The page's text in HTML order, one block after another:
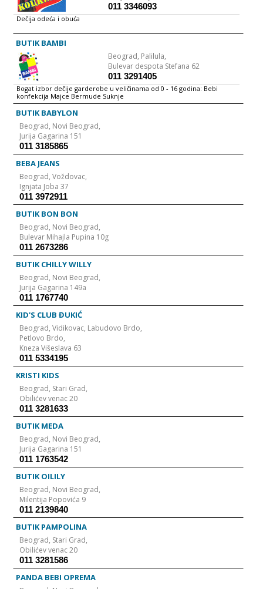
marku pouzdanih i pristupačnih domaćih proizvoda
011 3346093
Dečija odeća i obuća
BUTIK BAMBI
Beograd, Palilula,
Bulevar despota Stefana 62
011 3291405
Bogat izbor dečije garderobe u veličinama od 0 - 16 godina: Bebi
konfekcija Majce Bermude Suknje
BUTIK BABYLON
Beograd, Novi Beograd,
Jurija Gagarina 151
011 3185865
BEBA JEANS
Beograd,Voždovac,
Ignjata Joba 37
011 3972911
BUTIK BON BON
Beograd, Novi Beograd,
Bulevar Mihajla Pupina 10g
011 2673286
BUTIK CHILLY WILLY
Beograd, Novi Beograd,
Jurija Gagarina 149a
011 1767740
KID'S CLUB ĐUKIĆ
Beograd,Vidikovac, Labudovo Brdo,
Petlovo Brdo,
Kneza Višeslava 63
011 5334195
KRISTI KIDS
Beograd, Stari Grad,
Obilićev venac 20
011 3281633
BUTIK MEDA
Beograd, Novi Beograd,
Jurija Gagarina 151
011 1763542
BUTIK OILILY
Beograd, Novi Beograd,
Milentija Popovića 9
011 2139840
BUTIK PAMPOLINA
Beograd, Stari Grad,
Obilićev venac 20
011 3281586
PANDA BEBI OPREMA